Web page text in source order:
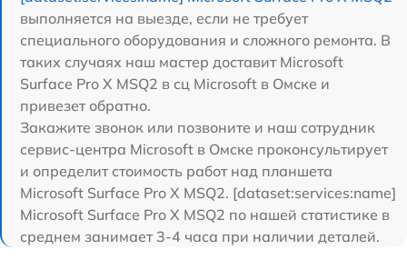
выполняется на выезде, если не требует
специального оборудования и сложного ремонта. В
таких случаях наш мастер доставит Microsoft
Surface Pro X MSQ2 в сц Microsoft в Омске и
привезет обратно.
Закажите звонок или позвоните и наш сотрудник
сервис-центра Microsoft в Омске проконсультирует
и определит стоимость работ над планшета
Microsoft Surface Pro X MSQ2. [dataset:services:name]
Microsoft Surface Pro X MSQ2 по нашей статистике в
среднем занимает 3-4 часа при наличии деталей.